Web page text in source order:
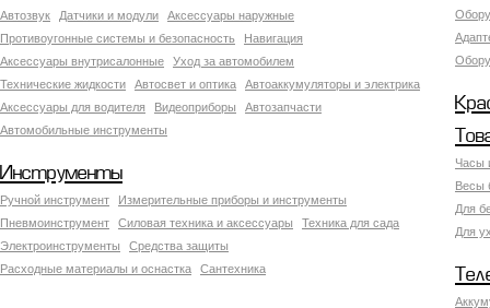
Автозвук Датчики и модули
Аксессуары наружные
Противоугонные системы и безопасность
Навигация
Аксесcуары внутрисалонные
Уход за автомобилем
Технические жидкости
Автосвет и оптика
Автоаккумуляторы и электрика
Аксессуары для водителя
Видеоприборы
Автозапчасти
Автомобильные инструменты
Часы
Весы
Для
Для
Инструменты
Ручной инструмент
Измерительные приборы и инструменты
Пневмоинструмент
Силовая техника и аксессуары
Техника для сада
Электроинструменты
Средства защиты
Расходные материалы и оснастка
Сантехника